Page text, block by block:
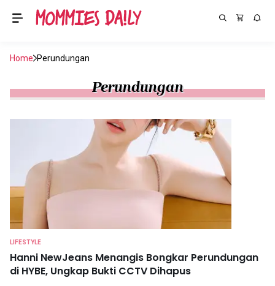
Home Perundungan
Perundungan
LIFESTYLE
Hanni NewJeans Menangis Bongkar Perundungan
di HYBE, Ungkap Bukti CCTV Dihapus